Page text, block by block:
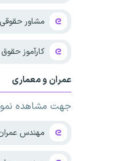
مشاور حقوقی
کارآموز حقوق
عمران و معماری
جهت مشاهده
مهندس